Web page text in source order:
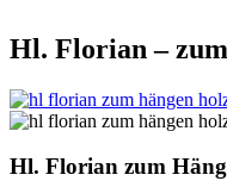
Hl. Florian –
Hl. Florian zum